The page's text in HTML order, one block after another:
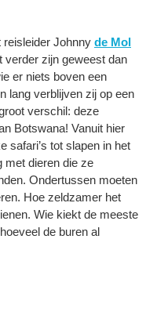
Johnny de Mol
verder zijn geweest dan
er niets boven een
lang verblijven zij op een
verschil: deze
Botswana! Vanuit hier
safari’s tot slapen in het
met dieren die ze
Ondertussen moeten
Hoe zeldzamer het
Wie kiekt de meeste
de buren al